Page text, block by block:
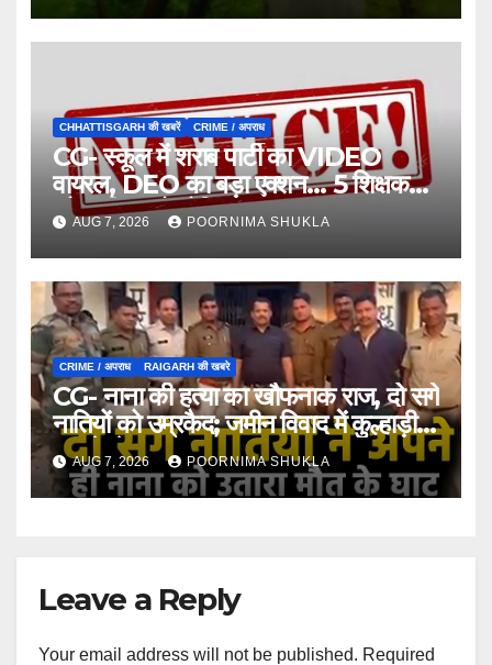
CHHATTISGARH की खबरें CRIME / अपराध
CG- स्कूल में शराब पार्टी का VIDEO
वायरल, DEO का बड़ा एक्शन… 5 शिक्षक
और स्वीपर को नोटिस…
AUG 7, 2026 POORNIMA SHUKLA
CRIME / अपराध RAIGARH की खबरे
CG- नाना की हत्या का खौफनाक राज, दो सगे
नातियों को उम्रकैद; जमीन विवाद में कुल्हाड़ी-
फावड़े से हमला…
AUG 7, 2026 POORNIMA SHUKLA
Leave a Reply
Your email address will not be published. Required